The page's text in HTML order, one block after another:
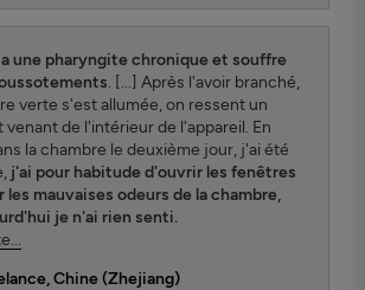
une pharyngite chronique et souffre
. [...] Après l'avoir branché,
verte s'est allumée, on ressent un
venant de l'intérieur de l'appareil. En
la chambre le deuxième jour, j'ai été
j'ai pour habitude d'ouvrir les fenêtres
les mauvaises odeurs de la chambre,
je n'ai rien senti.
Chine (Zhejiang)